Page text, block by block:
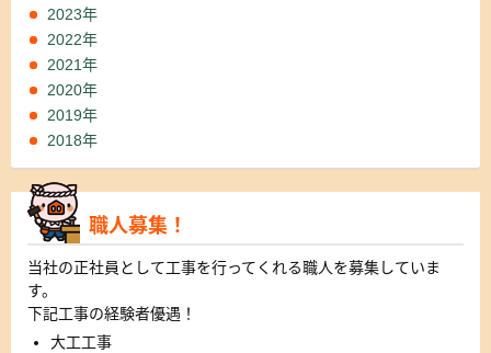
2023年
2022年
2021年
2020年
2019年
2018年
職人募集！
当社の正社員として工事を行ってくれる職人を募集していま
す。
下記工事の経験者優遇！
大工工事